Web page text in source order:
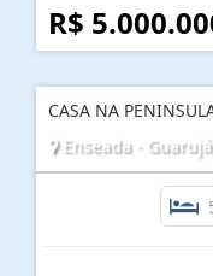
R$
CASA NA
Enseada - Guarujá